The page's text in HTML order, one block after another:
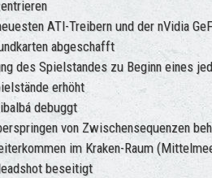
ATI-Treibern und der nVidia
abgeschafft
des Spielstandes zu Beginn eines
erhöht
debuggt
von Zwischensequenzen
im Kraken-Raum
beseitigt